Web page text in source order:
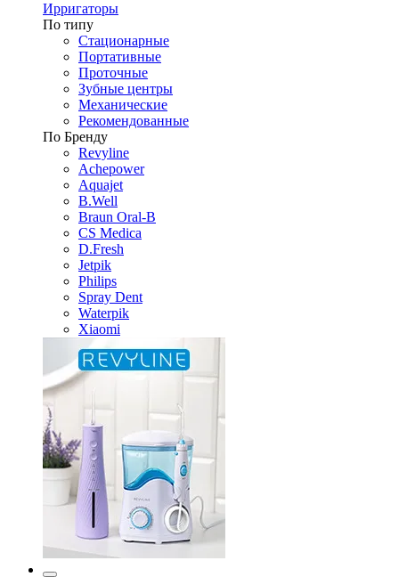
Ирригаторы
По типу
Стационарные
Портативные
Проточные
Зубные центры
Механические
Рекомендованные
По Бренду
Revyline
Achepower
Aquajet
B.Well
Braun Oral-B
CS Medica
D.Fresh
Jetpik
Philips
Spray Dent
Waterpik
Xiaomi